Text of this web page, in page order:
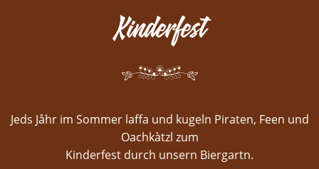
Kinderfest
Jeds Jåhr im Sommer laffa und kugeln Piraten, Feen und
Oachkàtzl zum
Kinderfest durch unsern Biergartn.